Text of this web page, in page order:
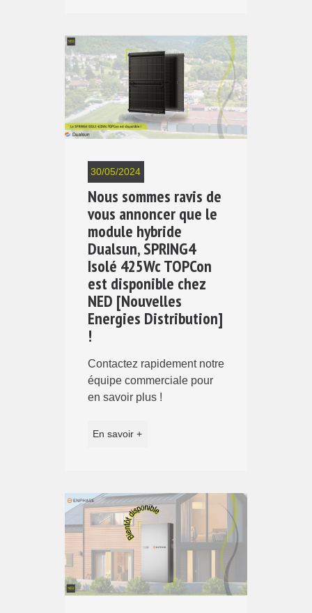
30/05/2024
Nous sommes ravis de
vous annoncer que le
module hybride
Dualsun, SPRING4
Isolé 425Wc TOPCon
est disponible chez
NED [Nouvelles
Energies Distribution]
!
Contactez rapidement notre
équipe commerciale pour
en savoir plus !
En savoir +